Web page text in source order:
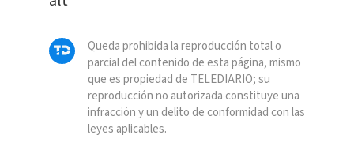
Queda prohibida la reproducción total o
parcial del contenido de esta página, mismo
que es propiedad de TELEDIARIO; su
reproducción no autorizada constituye una
infracción y un delito de conformidad con las
leyes aplicables.